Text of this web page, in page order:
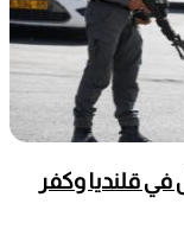
قلنديا وكفر